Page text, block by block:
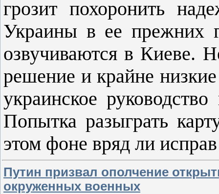
грозит похоронить
Украины в ее прежних
озвучиваются в Киеве.
решение и крайне
украинское
Попытка разыграть
этом фоне вряд ли
Путин призвал ополчение
окруженных военных